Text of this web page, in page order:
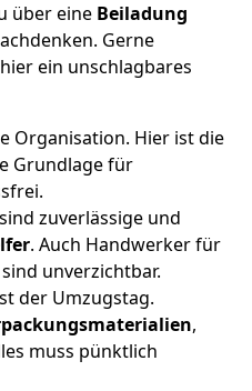
über eine Beiladung
Gerne
ein unschlagbares
Organisation. Hier ist die
Grundlage für
zuverlässige und
. Auch Handwerker für
unverzichtbar.
der Umzugstag.
,
muss pünktlich